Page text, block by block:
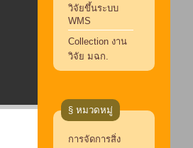
วิจัยขึ้นระบบ
WMS
Collection งาน
วิจัย มฉก.
§ หมวดหมู่
การจัดการสิ่ง